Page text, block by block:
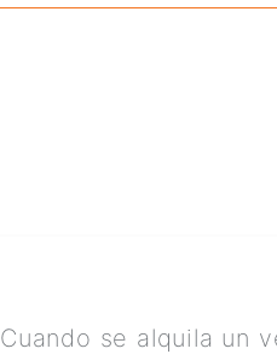
Cuando se alquila un